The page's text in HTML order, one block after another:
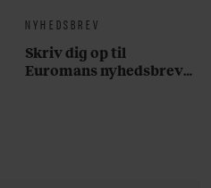
NYHEDSBREV
Skriv dig op til
Euromans nyhedsbrev